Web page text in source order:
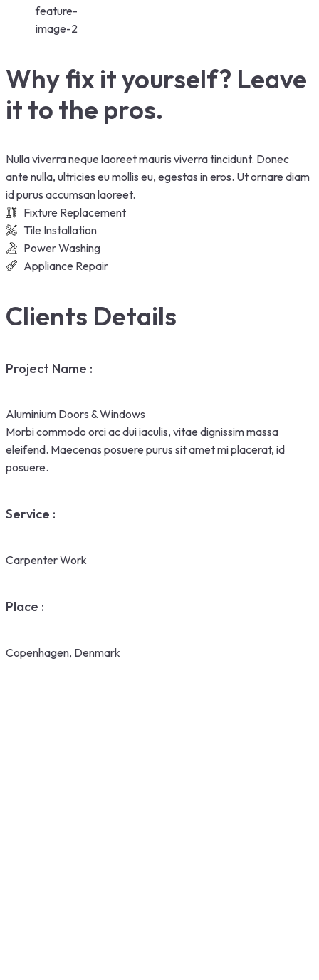
Why fix it yourself? Leave
it to the pros.
Nulla viverra neque laoreet mauris viverra tincidunt. Donec
ante nulla, ultricies eu mollis eu, egestas in eros. Ut ornare diam
id purus accumsan laoreet.
Fixture Replacement
Tile Installation
Power Washing
Appliance Repair
Clients Details
Project Name :
Aluminium Doors & Windows
Morbi commodo orci ac dui iaculis, vitae dignissim massa
eleifend. Maecenas posuere purus sit amet mi placerat, id
posuere.
Service :
Carpenter Work
Place :
Copenhagen, Denmark